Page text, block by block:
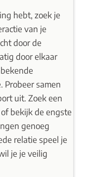
hebt, zoek je
van je
door de
door elkaar
Probeer samen
uit. Zoek een
bekijk de engste
genoeg
relatie speel je
je je veilig